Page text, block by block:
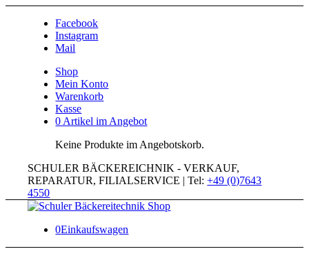
Facebook
Instagram
Mail
Shop
Mein Konto
Warenkorb
Kasse
0 Artikel im Angebot
Keine Produkte im Angebotskorb.
SCHULER BÄCKEREICHNIK - VERKAUF,
REPARATUR, FILIALSERVICE | Tel:+49 (0)7643
4550
0Einkaufswagen